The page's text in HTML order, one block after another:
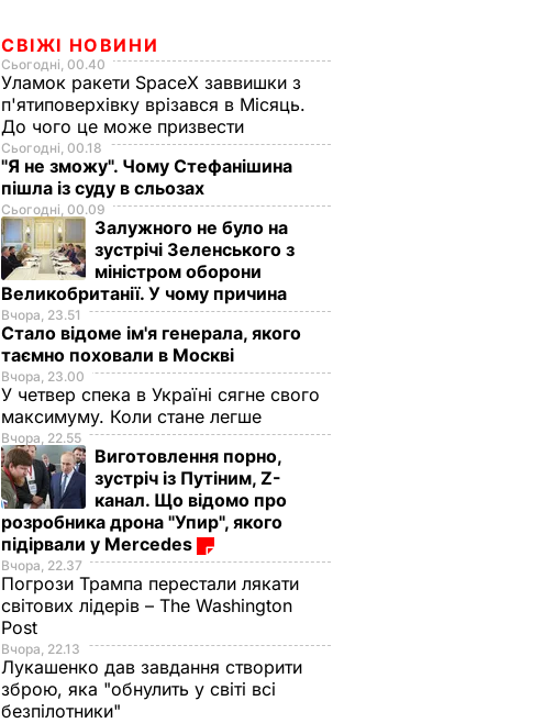
СВІЖІ НОВИНИ
Сьогодні, 00.40
Уламок ракети SpaceX заввишки з
п'ятиповерхівку врізався в Місяць.
До чого це може призвести
Сьогодні, 00.18
"Я не зможу". Чому Стефанішина
пішла із суду в сльозах
Сьогодні, 00.09
Залужного не було на
зустрічі Зеленського з
міністром оборони
Великобританії. У чому причина
Вчора, 23.51
Стало відоме ім'я генерала, якого
таємно поховали в Москві
Вчора, 23.00
У четвер спека в Україні сягне свого
максимуму. Коли стане легше
Вчора, 22.55
Виготовлення порно,
зустріч із Путіним, Z-
канал. Що відомо про
розробника дрона "Упир", якого
підірвали у Mercedes
Вчора, 22.37
Погрози Трампа перестали лякати
світових лідерів – The Washington
Post
Вчора, 22.13
Лукашенко дав завдання створити
зброю, яка "обнулить у світі всі
безпілотники"